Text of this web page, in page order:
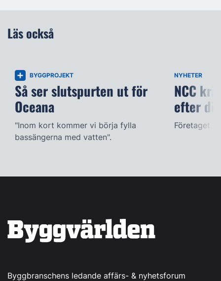
Läs också
BYGGPROJEKT
Så ser slutspurten ut för
Oceana
"Inom kort kommer vi börja fylla
bassängerna med vatten".
NYHETER
NCC
efter
Företaget
Byggbranschens ledande affärs- & nyhetsforum